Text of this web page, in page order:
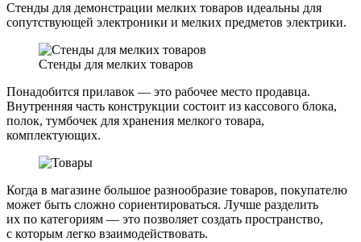
Стенды для демонстрации мелких товаров идеальны для
сопутствующей электроники и мелких предметов электрики.
Стенды для мелких товаров
Понадобится прилавок — это рабочее место продавца.
Внутренняя часть конструкции состоит из кассового блока,
полок, тумбочек для хранения мелкого товара,
комплектующих.
Когда в магазине большое разнообразие товаров, покупателю
может быть сложно сориентироваться. Лучше разделить
их по категориям — это позволяет создать пространство,
с которым легко взаимодействовать.